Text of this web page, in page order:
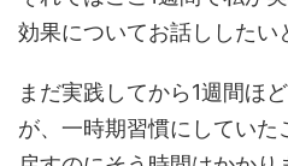
効果についてお話ししたい
まだ実践してから1週間ほ
が、一時期習慣にしていた